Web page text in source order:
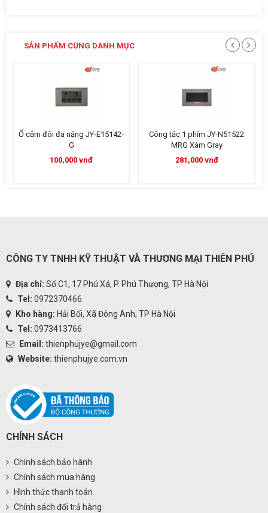
SẢN PHẨM CÙNG DANH MỤC
Ổ cắm đôi đa năng JY-E15142-
G
100,000 vnđ
Công tắc 1 phím JY-N51522
MRG Xám Gray
281,000 vnđ
CÔNG TY TNHH KỸ THUẬT VÀ THƯƠNG MẠI THIÊN PHÚ
Địa chỉ: Số C1, 17 Phú Xá, P. Phú Thượng, TP Hà Nội
Tel: 0972370466
Kho hàng: Hải Bối, Xã Đông Anh, TP Hà Nội
Tel: 0973413766
Email: thienphujye@gmail.com
Website: thienphujye.com.vn
CHÍNH SÁCH
Chính sách bảo hành
Chính sách mua hàng
Hình thức thanh toán
Chính sách đổi trả hàng